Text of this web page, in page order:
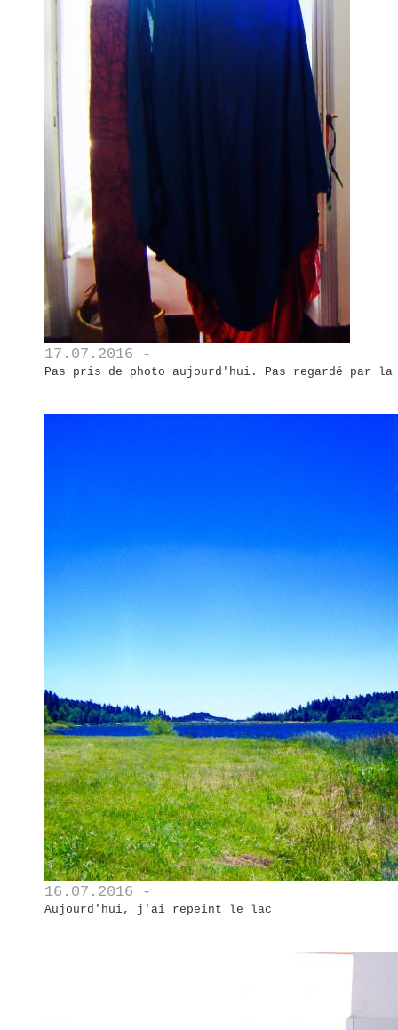
17.07.2016 -
Pas pris de photo aujourd'hui. Pas regardé par
16.07.2016 -
Aujourd'hui, j'ai repeint le lac